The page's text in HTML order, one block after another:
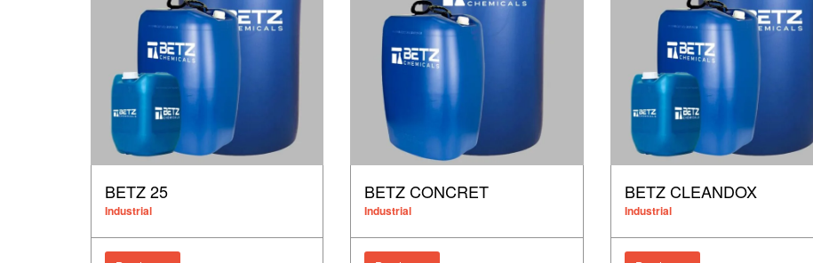
BETZ 25
Industrial
BETZ CONCRET
Industrial
BETZ CLEANDOX
Industrial